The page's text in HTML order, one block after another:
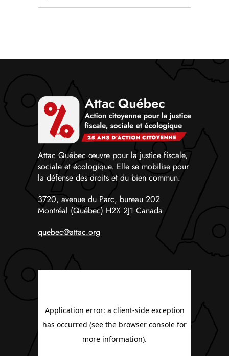
Attac Québec œuvre pour la justice fiscale,
sociale et écologique. Elle se mobilise pour
la défense des droits et du bien commun.
3720, avenue du Parc, bureau 202
Montréal (Québec) H2X 2J1 Canada
quebec@attac.org